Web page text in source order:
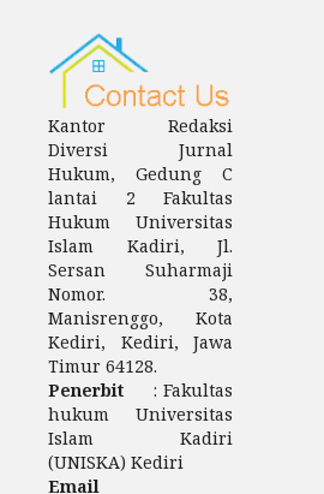
Kantor Redaksi
Diversi Jurnal
Hukum, Gedung C
lantai 2 Fakultas
Hukum Universitas
Islam Kadiri, Jl.
Sersan Suharmaji
Nomor. 38,
Manisrenggo, Kota
Kediri, Kediri, Jawa
Timur 64128.
Penerbit : Fakultas
hukum Universitas
Islam Kadiri
(UNISKA) Kediri
Email